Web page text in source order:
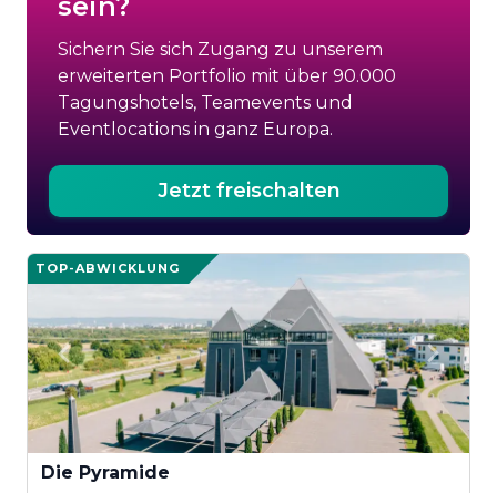
Sichern Sie sich Zugang zu unserem
erweiterten Portfolio mit über 90.000
Tagungshotels, Teamevents und
Eventlocations in ganz Europa.
Jetzt freischalten
TOP-ABWICKLUNG
Die Pyramide